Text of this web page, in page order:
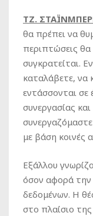
ΤΖ.
θα πρέπει να
περιπτώσεις θα
συγκρατείται.
καταλάβετε, να
εντάσσονται σε
συνεργασίας
με βάση κοινές
Εξάλλου
όσον αφορά
δεδομένων. Η
στο πλαίσιο